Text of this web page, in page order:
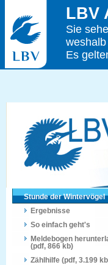
LBV
Sie
Es
Stunde der Wintervögel
Ergebnisse
So einfach geht's
Meldebogen
(pdf, 866 kb)
Zählhilfe (pdf, 3.199